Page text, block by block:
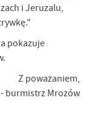
i Jeruzalu,
pokazuje
Z poważaniem,
burmistrz Mrozów